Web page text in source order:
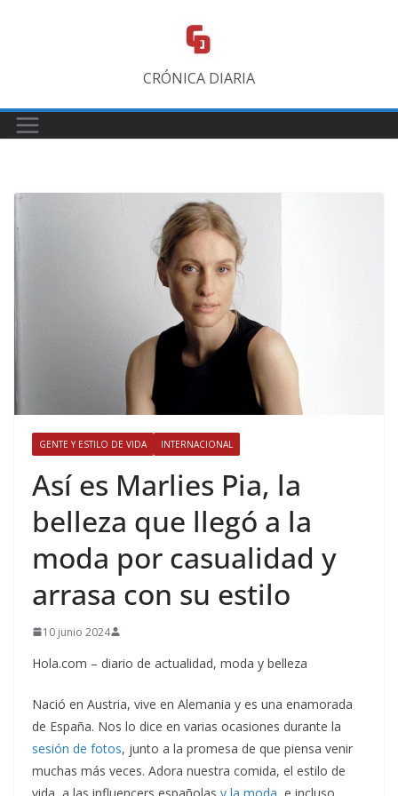
CRÓNICA DIARIA
GENTE Y ESTILO DE VIDA INTERNACIONAL
​Así es Marlies Pia, la
belleza que llegó a la
moda por casualidad y
arrasa con su estilo
10 junio 2024
Hola.com – diario de actualidad, moda y belleza
Nació en Austria, vive en Alemania y es una enamorada
de España. Nos lo dice en varias ocasiones durante la
sesión de fotos, junto a la promesa de que piensa venir
muchas más veces. Adora nuestra comida, el estilo de
vida, a las influencers españolas y la moda, e incluso